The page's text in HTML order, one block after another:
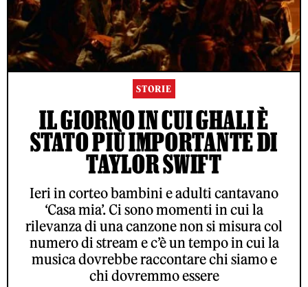
STORIE
IL GIORNO IN CUI GHALI È
STATO PIÙ IMPORTANTE DI
TAYLOR SWIFT
Ieri in corteo bambini e adulti cantavano
‘Casa mia’. Ci sono momenti in cui la
rilevanza di una canzone non si misura col
numero di stream e c’è un tempo in cui la
musica dovrebbe raccontare chi siamo e
chi dovremmo essere